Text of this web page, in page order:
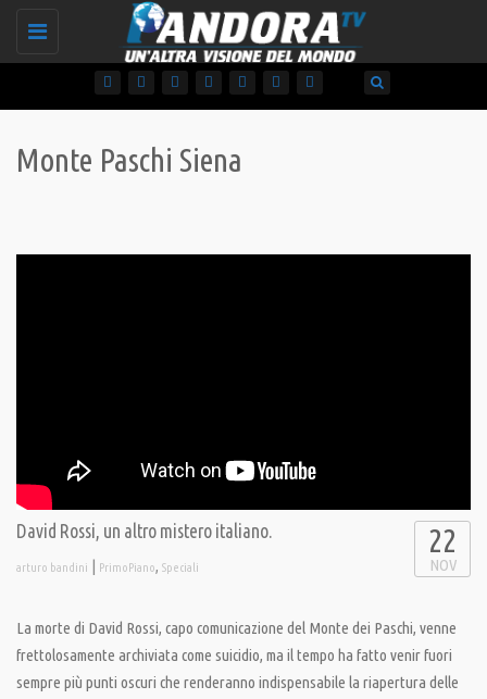
Toggle
Monte Paschi Siena
David Rossi, un altro mistero italiano.
arturo bandini | PrimoPiano, Speciali
22
NOV
La morte di David Rossi, capo comunicazione del Monte dei Paschi, venne
frettolosamente archiviata come suicidio, ma il tempo ha fatto venir fuori
sempre più punti oscuri che renderanno indispensabile la riapertura delle